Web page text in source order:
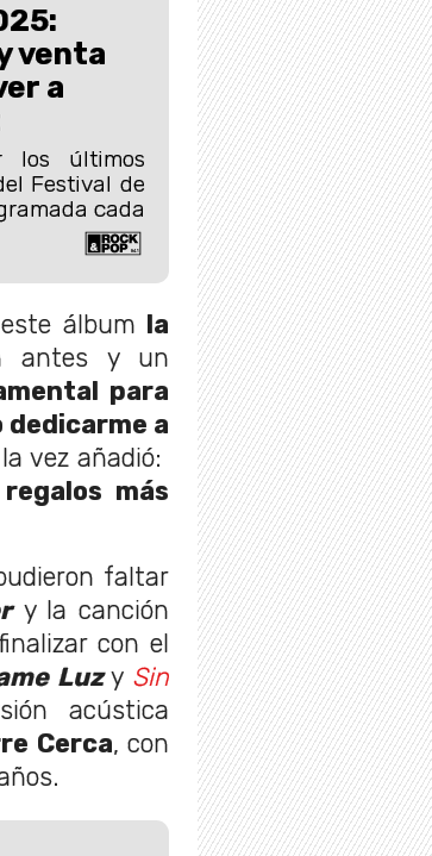
venta
a
los últimos
Festival de
cada
álbum la
antes y un
para
dedicarme a
vez añadió:
más
faltar
y la canción
con el
Luzy Sin
acústica
Cerca, con